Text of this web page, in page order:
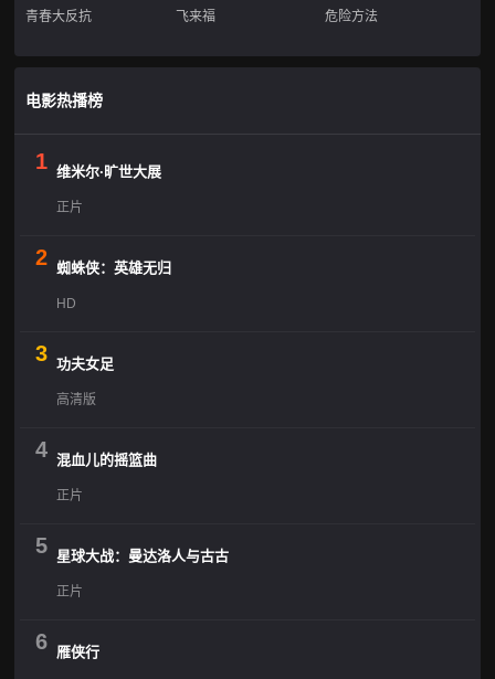
青春大反抗 飞来福 危险方法
电影热播榜
1 维米尔·旷世大展
正片
2 蜘蛛侠：英雄无归
HD
3 功夫女足
高清版
4 混血儿的摇篮曲
正片
5 星球大战：曼达洛人与古古
正片
6 雁侠行